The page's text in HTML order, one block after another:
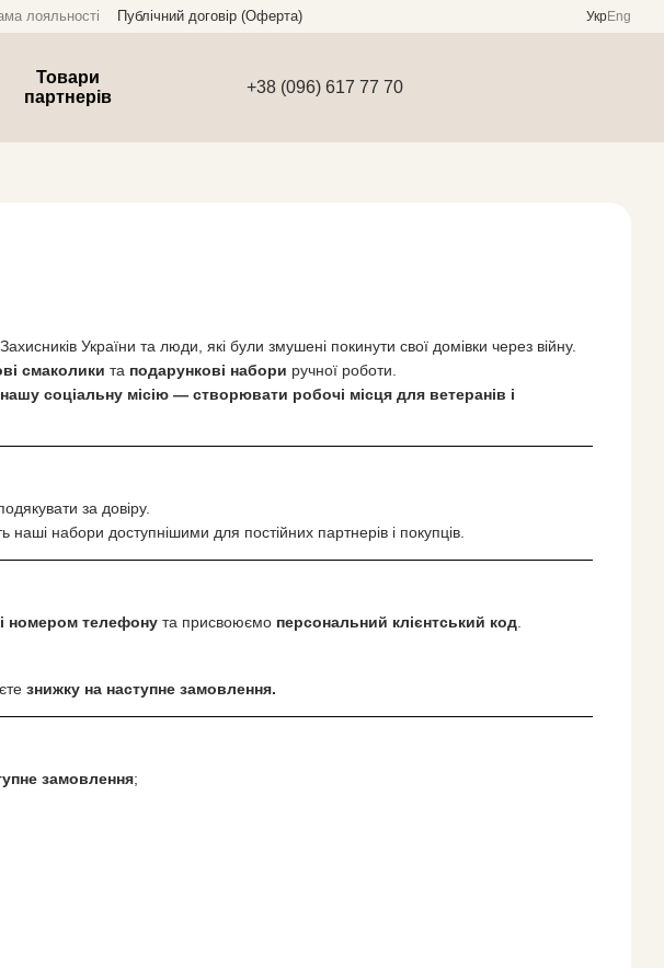
лояльності Публічний договір (Оферта) УкрEng
Товари
партнерів
+38 (096) 617 77 70
України та люди, які були змушені покинути свої домівки через війну.
смаколики та подарункові набори ручної роботи.
нашу соціальну місію — створювати робочі місця для ветеранів і
за довіру.
наші набори доступнішими для постійних партнерів і покупців.
номером телефону та присвоюємо персональний клієнтський код
знижку на наступне замовлення.
замовлення;